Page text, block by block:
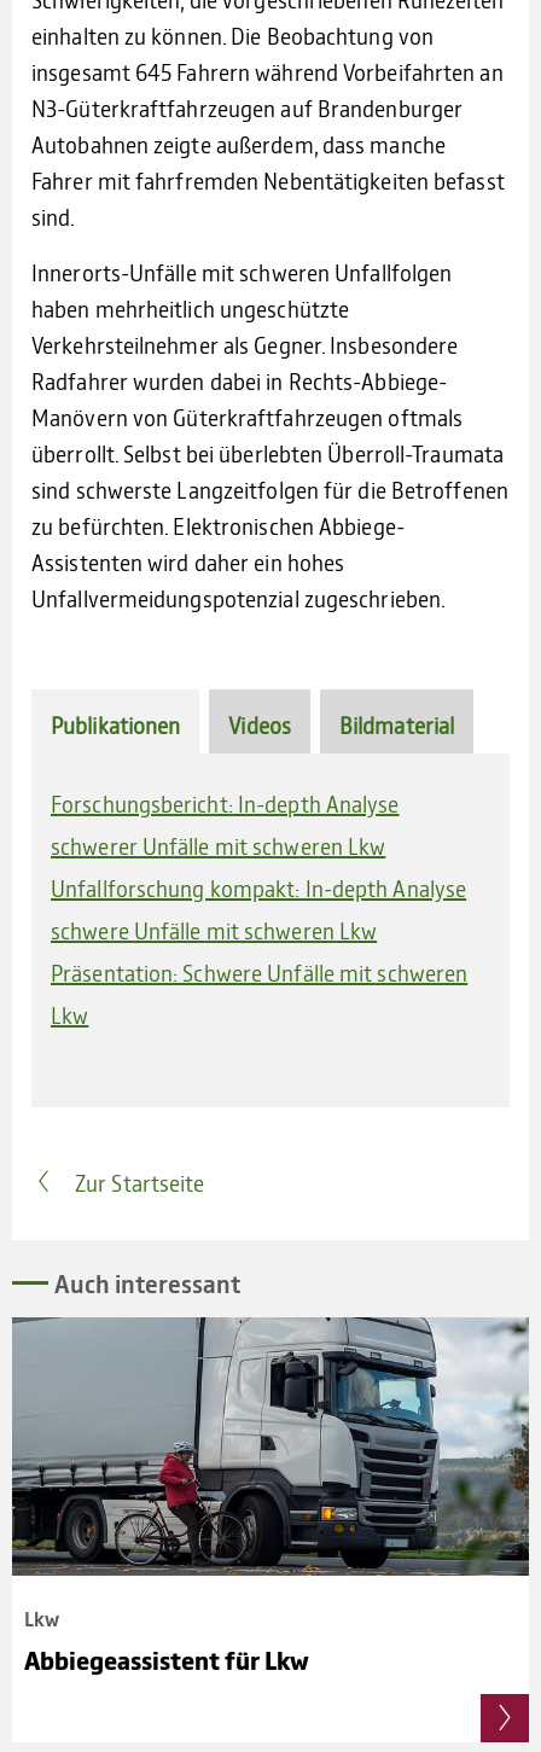
einhalten zu können. Die Beobachtung von
insgesamt 645 Fahrern während Vorbeifahrten an
N3-Güterkraftfahrzeugen auf Brandenburger
Autobahnen zeigte außerdem, dass manche
Fahrer mit fahrfremden Nebentätigkeiten befasst
sind.
Innerorts-Unfälle mit schweren Unfallfolgen
haben mehrheitlich ungeschützte
Verkehrsteilnehmer als Gegner. Insbesondere
Radfahrer wurden dabei in Rechts-Abbiege-
Manövern von Güterkraftfahrzeugen oftmals
überrollt. Selbst bei überlebten Überroll-Traumata
sind schwerste Langzeitfolgen für die Betroffenen
zu befürchten. Elektronischen Abbiege-
Assistenten wird daher ein hohes
Unfallvermeidungspotenzial zugeschrieben.
Publikationen Videos Bildmaterial
Forschungsbericht: In-depth Analyse
schwerer Unfälle mit schweren Lkw
Unfallforschung kompakt: In-depth Analyse
schwere Unfälle mit schweren Lkw
Präsentation: Schwere Unfälle mit schweren
Lkw
Zur Startseite
Auch inter­essant
Lkw
Abbie­ge­as­sis­tent für Lkw